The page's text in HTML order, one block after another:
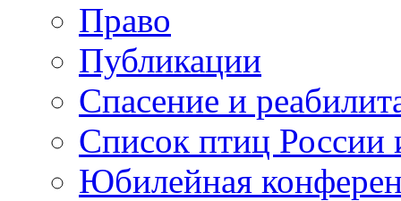
Право
Публикации
Спасение и
Список птиц России
Юбилейная